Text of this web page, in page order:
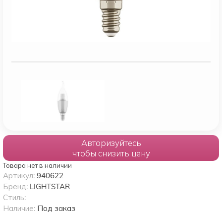
Авторизуйтесь
чтобы снизить цену
Товара нет в наличии
Артикул: 940622
Бренд: LIGHTSTAR
Стиль:
Наличие: Под заказ